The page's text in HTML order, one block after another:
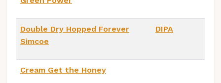
Double Dry Hopped Forever
Simcoe
DIPA
Cream Get the Honey